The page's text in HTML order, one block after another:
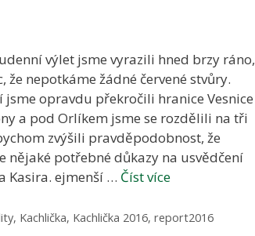
výlet jsme vyrazili hned brzy ráno,
že nepotkáme žádné červené stvůry.
jsme opravdu překročili hranice Vesnice
a pod Orlíkem jsme se rozdělili na tři
zvýšili pravděpodobnost, že
nějaké potřebné důkazy na usvědčení
Kasira. ejmenší … Číst více
, Kachlička, Kachlička 2016, report2016